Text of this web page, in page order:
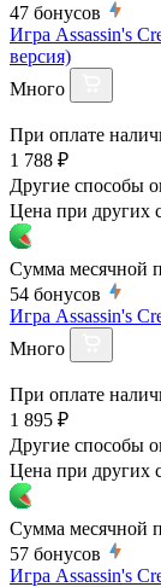
47 бонусов
Игра Assassin's
версия)
Много
При оплате
1 788 ₽
Другие способы
Цена при других
Сумма месячной
54 бонусов
Игра Assassin's
Много
При оплате
1 895 ₽
Другие способы
Цена при других
Сумма месячной
57 бонусов
Игра Assassin's